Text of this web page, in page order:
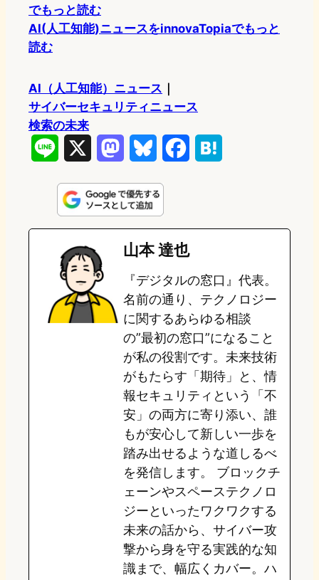
でもっと読む
AI(人工知能)ニュースをinnovaTopiaでもっと
読む
AI（人工知能）ニュース
サイバーセキュリティニュース
検索の未来
n
e
s
t
o
o
n
u
e
s
k
e
b
o
o
k
e
a
山本 達也
『デジタルの窓口』代表。
名前の通り、テクノロジー
に関するあらゆる相談
の”最初の窓口”になること
が私の役割です。未来技術
がもたらす「期待」と、情
報セキュリティという「不
安」の両方に寄り添い、誰
もが安心して新しい一歩を
踏み出せるような道しるべ
を発信します。 ブロックチ
ェーンやスペーステクノロ
ジーといったワクワクする
未来の話から、サイバー攻
撃から身を守る実践的な知
識まで、幅広くカバー。ハ